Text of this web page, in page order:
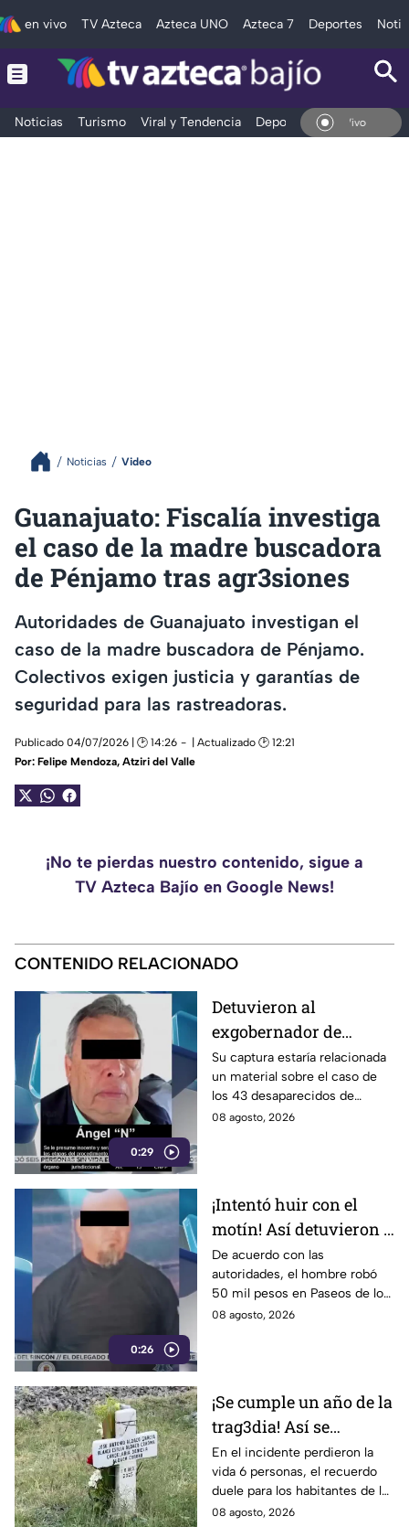
en vivo TV Azteca Azteca UNO Azteca 7 Deportes
Noticias Turismo Viral y Tendencia Deportes Espectáculos
En Vivo
Noticias Video
Guanajuato: Fiscalía investiga
el caso de la madre buscadora
de Pénjamo tras agr3siones
Autoridades de Guanajuato investigan el
caso de la madre buscadora de Pénjamo.
Colectivos exigen justicia y garantías de
seguridad para las rastreadoras.
Publicado 04/07/2026 | 🕑 14:26
| Actualizado 🕑 12:21
Por: Felipe Mendoza, Atziri del Valle
¡No te pierdas nuestro contenido, sigue a
TV Azteca Bajío en Google News!
CONTENIDO RELACIONADO
0:29
Detuvieron al
exgobernador de
Guerrero, Ángel
Aguirre Rivero
Su captura estaría relacionada
un material sobre el caso de
los 43 desaparecidos de
Ayotzinapa
08 agosto, 2026
0:26
¡Intentó huir con el
motín! Así detuvieron a
un presunto
responsable de asaltar
a su víctima en León
De acuerdo con las
autoridades, el hombre robó
50 mil pesos en Paseos de los
Insurgentes
08 agosto, 2026
¡Se cumple un año de la
trag3dia! Así se
recuerda el fuerte
accidente de un tren en
Irapuato
En el incidente perdieron la
vida 6 personas, el recuerdo
duele para los habitantes de la
localidad.
08 agosto, 2026